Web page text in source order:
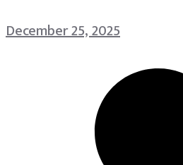
December 25, 2025